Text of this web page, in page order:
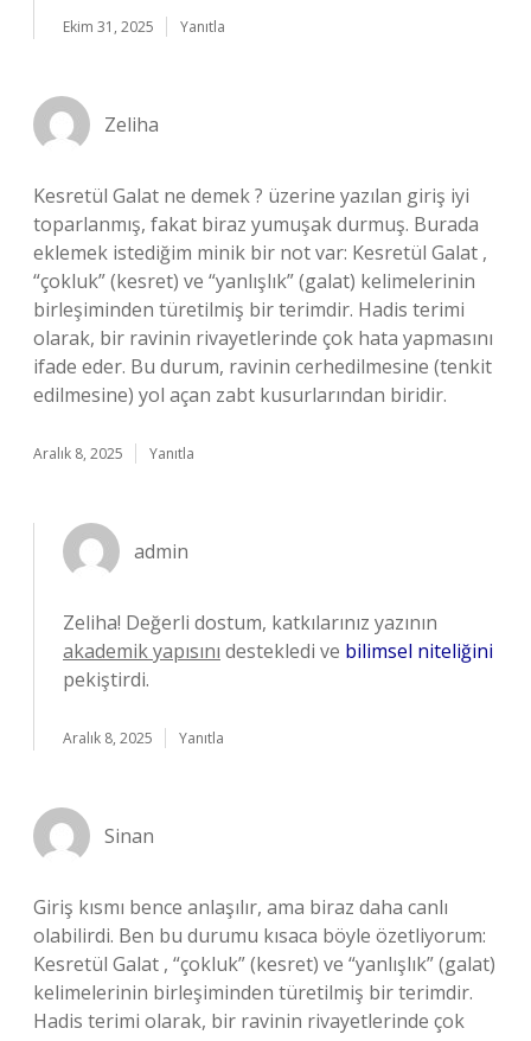
Ekim 31, 2025 Yanıtla
Zeliha
Kesretül Galat ne demek ? üzerine yazılan giriş iyi
toparlanmış, fakat biraz yumuşak durmuş. Burada
eklemek istediğim minik bir not var: Kesretül Galat ,
“çokluk” (kesret) ve “yanlışlık” (galat) kelimelerinin
birleşiminden türetilmiş bir terimdir. Hadis terimi
olarak, bir ravinin rivayetlerinde çok hata yapmasını
ifade eder. Bu durum, ravinin cerhedilmesine (tenkit
edilmesine) yol açan zabt kusurlarından biridir.
Aralık 8, 2025 Yanıtla
admin
Zeliha! Değerli dostum, katkılarınız yazının
akademik yapısını destekledi ve bilimsel niteliğini
pekiştirdi.
Aralık 8, 2025 Yanıtla
Sinan
Giriş kısmı bence anlaşılır, ama biraz daha canlı
olabilirdi. Ben bu durumu kısaca böyle özetliyorum:
Kesretül Galat , “çokluk” (kesret) ve “yanlışlık” (galat)
kelimelerinin birleşiminden türetilmiş bir terimdir.
Hadis terimi olarak, bir ravinin rivayetlerinde çok